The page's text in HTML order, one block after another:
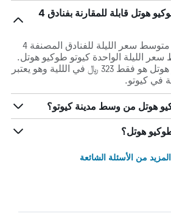
هل الأسعار في كيوتو طوكيو هوتل قابلة للمقارنة بفنادق 4
هناك فرق يبلغ 62% في متوسط ​​سعر الليلة للفنادق المصنفة 4
الليلة الواحدة كيوتو طوكيو هوتل.
السعر في كيوتو طوكيو هوتل هو فقط 323 ﷼ في الللية وهو يعتبر
في كيوتو.
هوتل من وسط مدينة كيوتو؟
هوتل؟
من الأسئلة الشائعة